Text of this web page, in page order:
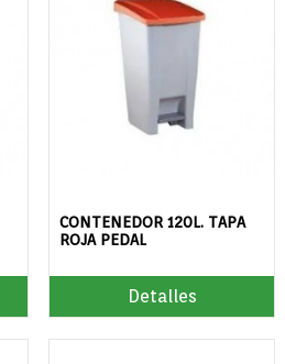
CONTENEDOR 120L. TAPA
ROJA PEDAL
Detalles